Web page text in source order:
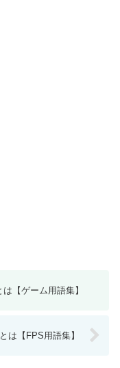
【ゲーム用語集】
は【FPS用語集】